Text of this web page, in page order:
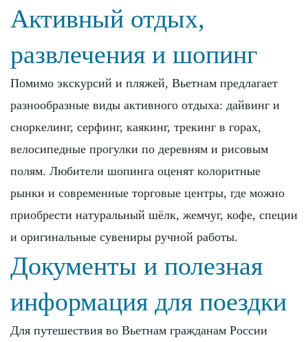
Активный отдых,
развлечения и шопинг
Помимо экскурсий и пляжей, Вьетнам предлагает
разнообразные виды активного отдыха: дайвинг и
сноркелинг, серфинг, каякинг, трекинг в горах,
велосипедные прогулки по деревням и рисовым
полям. Любители шопинга оценят колоритные
рынки и современные торговые центры, где можно
приобрести натуральный шёлк, жемчуг, кофе, специи
и оригинальные сувениры ручной работы.
Документы и полезная
информация для поездки
Для путешествия во Вьетнам гражданам России